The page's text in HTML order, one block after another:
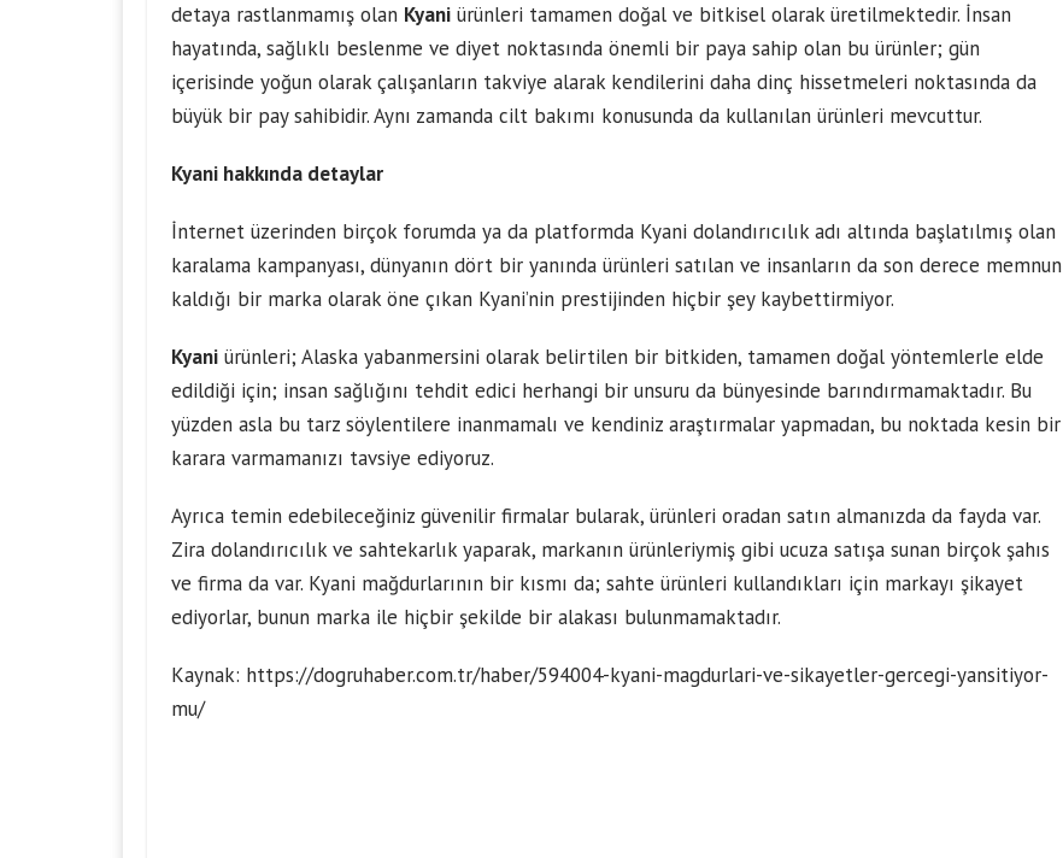
detaya rastlanmamış olan Kyani ürünleri tamamen doğal ve bitkisel olarak üretilmektedir. İnsan
hayatında, sağlıklı beslenme ve diyet noktasında önemli bir paya sahip olan bu ürünler; gün
içerisinde yoğun olarak çalışanların takviye alarak kendilerini daha dinç hissetmeleri noktasında da
büyük bir pay sahibidir. Aynı zamanda cilt bakımı konusunda da kullanılan ürünleri mevcuttur.
Kyani hakkında detaylar
İnternet üzerinden birçok forumda ya da platformda Kyani dolandırıcılık adı altında başlatılmış olan
karalama kampanyası, dünyanın dört bir yanında ürünleri satılan ve insanların da son derece memnun
kaldığı bir marka olarak öne çıkan Kyani’nin prestijinden hiçbir şey kaybettirmiyor.
Kyani ürünleri; Alaska yabanmersini olarak belirtilen bir bitkiden, tamamen doğal yöntemlerle elde
edildiği için; insan sağlığını tehdit edici herhangi bir unsuru da bünyesinde barındırmamaktadır. Bu
yüzden asla bu tarz söylentilere inanmamalı ve kendiniz araştırmalar yapmadan, bu noktada kesin bir
karara varmamanızı tavsiye ediyoruz.
Ayrıca temin edebileceğiniz güvenilir firmalar bularak, ürünleri oradan satın almanızda da fayda var.
Zira dolandırıcılık ve sahtekarlık yaparak, markanın ürünleriymiş gibi ucuza satışa sunan birçok şahıs
ve firma da var. Kyani mağdurlarının bir kısmı da; sahte ürünleri kullandıkları için markayı şikayet
ediyorlar, bunun marka ile hiçbir şekilde bir alakası bulunmamaktadır.
Kaynak: https://dogruhaber.com.tr/haber/594004-kyani-magdurlari-ve-sikayetler-gercegi-yansitiyor-
mu/